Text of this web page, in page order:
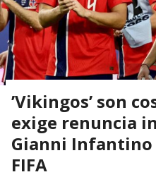
’Vikingos’ son
exige renuncia
Gianni Infantino
FIFA